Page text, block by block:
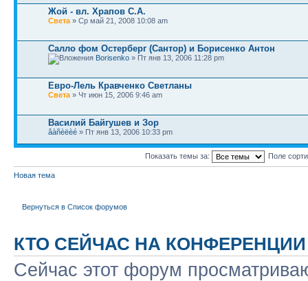
Жой - вл. Храпов С.А.
Света » Ср май 21, 2008 10:08 am
Салло фом Остерберг (Сантор) и Борисенко Антон
Borisenko » Пт янв 13, 2006 11:28 pm
Евро-Лель Кравченко Светланы
Света » Чт июн 15, 2006 9:46 am
Василий Байгушев и Зор
âàñèëèé » Пт янв 13, 2006 10:33 pm
Показать темы за: Поле
Новая тема
Вернуться в Список форумов
КТО СЕЙЧАС НА КОНФЕРЕНЦИИ
Сейчас этот форум